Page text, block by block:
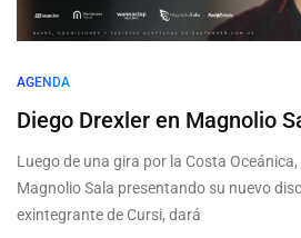
AGENDA
Diego Drexler en Magnolio
Luego de una gira por la Costa Oceánica,
Magnolio Sala presentando su nuevo
exintegrante de Cursi, dará